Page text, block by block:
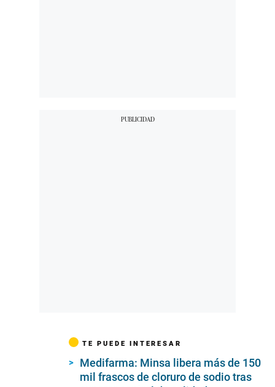
TE PUEDE INTERESAR
Medifarma: Minsa libera más de 150
mil frascos de cloruro de sodio tras